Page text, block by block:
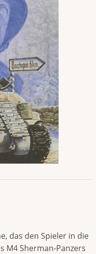
das den Spieler in die
M4 Sherman-Panzers